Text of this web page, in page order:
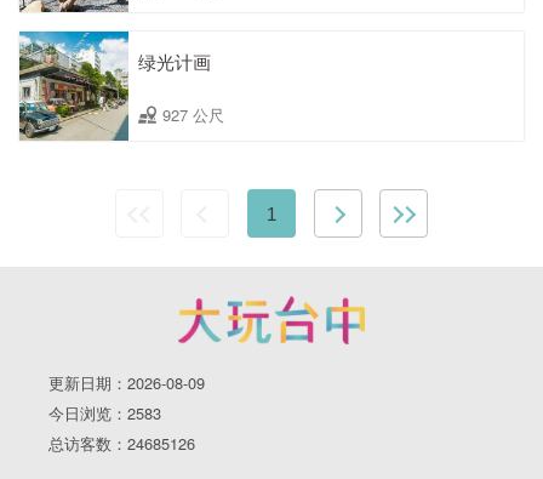
绿光计画
927 公尺
1
更新日期：2026-08-09
今日浏览：2583
总访客数：24685126